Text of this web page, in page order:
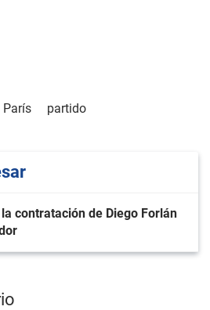
París partido
contratación de Diego Forlán